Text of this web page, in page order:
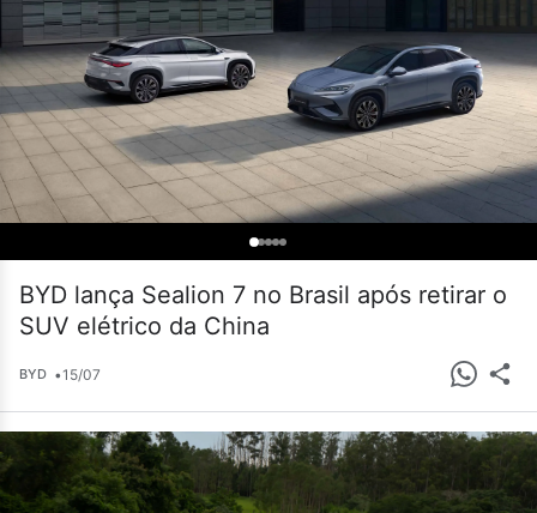
BYD lança Sealion 7 no Brasil após retirar o
SUV elétrico da China
BYD •15/07